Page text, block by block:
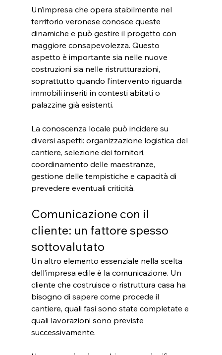
Un’impresa che opera stabilmente nel
territorio veronese conosce queste
dinamiche e può gestire il progetto con
maggiore consapevolezza. Questo
aspetto è importante sia nelle nuove
costruzioni sia nelle ristrutturazioni,
soprattutto quando l’intervento riguarda
immobili inseriti in contesti abitati o
palazzine già esistenti.
La conoscenza locale può incidere su
diversi aspetti: organizzazione logistica del
cantiere, selezione dei fornitori,
coordinamento delle maestranze,
gestione delle tempistiche e capacità di
prevedere eventuali criticità.
Comunicazione con il
cliente: un fattore spesso
sottovalutato
Un altro elemento essenziale nella scelta
dell’impresa edile è la comunicazione. Un
cliente che costruisce o ristruttura casa ha
bisogno di sapere come procede il
cantiere, quali fasi sono state completate e
quali lavorazioni sono previste
successivamente.